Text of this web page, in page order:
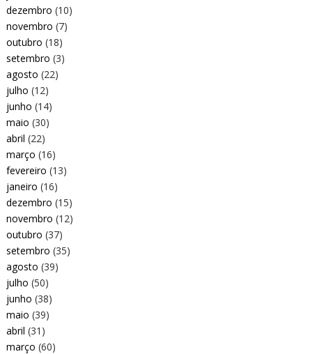
dezembro (10)
novembro (7)
outubro (18)
setembro (3)
agosto (22)
julho (12)
junho (14)
maio (30)
abril (22)
março (16)
fevereiro (13)
janeiro (16)
dezembro (15)
novembro (12)
outubro (37)
setembro (35)
agosto (39)
julho (50)
junho (38)
maio (39)
abril (31)
março (60)